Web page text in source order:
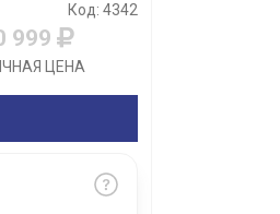
Код: 4342
999
ЦЕНА